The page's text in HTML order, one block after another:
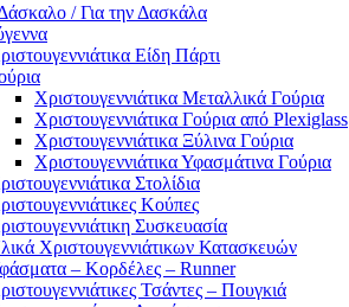
/ Για την Δασκάλα
Είδη Πάρτι
Χριστουγεννιάτικα Μεταλλικά Γούρια
Χριστουγεννιάτικα Γούρια από Plexiglass
Χριστουγεννιάτικα Ξύλινα Γούρια
Χριστουγεννιάτικα Υφασμάτινα Γούρια
Στολίδια
Κούπες
Συσκευασία
Χριστουγεννιάτικων Κατασκευών
– Κορδέλες – Runner
Τσάντες – Πουγκιά